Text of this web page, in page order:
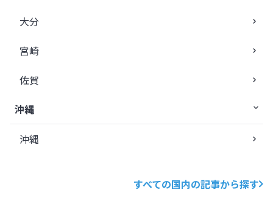
大分
宮崎
佐賀
沖縄
沖縄
すべての国内の記事から探す